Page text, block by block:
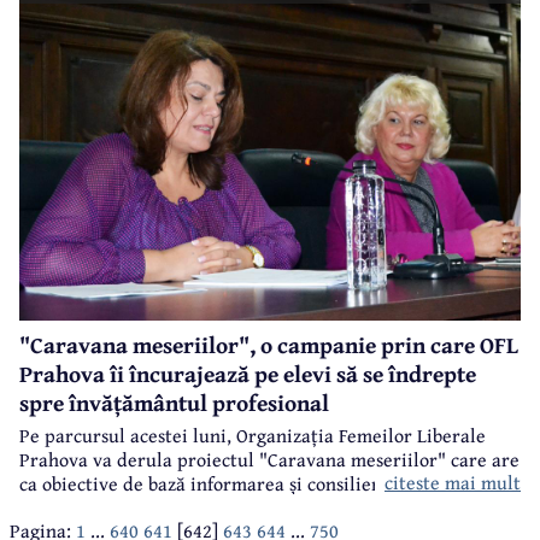
săptămâni, cum a fost cazul pe Aleea Luceafărul. Situația de
pe această alee ne-a fost semnalată de un cititor, iar noi, la
rândul nostru, am semnalat-o operatorului Floricon Salub
care astăzi a rezolvat problema. Dar nu aceasta este soluția
corectă.
"Caravana meseriilor", o campanie prin care OFL
Prahova îi încurajează pe elevi să se îndrepte
spre învățământul profesional
Pe parcursul acestei luni, Organizația Femeilor Liberale
Prahova va derula proiectul "Caravana meseriilor" care are
ca obiective de bază informarea și consilierea elevilor cu
dual. Proiectul se adresează cu precădere elevilor din
citeste mai mult
Pagina: 1 ... 640641 [642] 643 644 ... 750